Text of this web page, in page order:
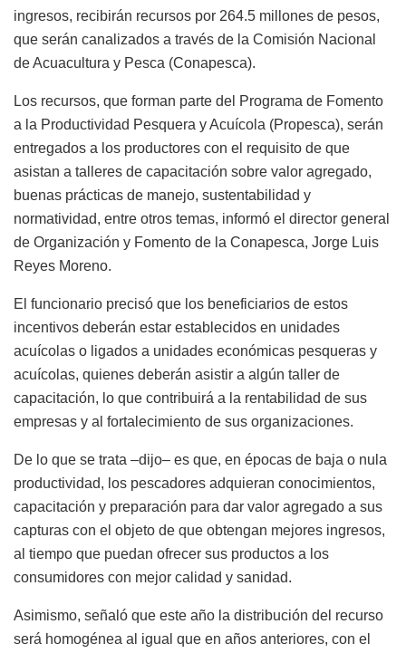
ingresos, recibirán recursos por 264.5 millones de pesos,
que serán canalizados a través de la Comisión Nacional
de Acuacultura y Pesca (Conapesca).
Los recursos, que forman parte del Programa de Fomento
a la Productividad Pesquera y Acuícola (Propesca), serán
entregados a los productores con el requisito de que
asistan a talleres de capacitación sobre valor agregado,
buenas prácticas de manejo, sustentabilidad y
normatividad, entre otros temas, informó el director general
de Organización y Fomento de la Conapesca, Jorge Luis
Reyes Moreno.
El funcionario precisó que los beneficiarios de estos
incentivos deberán estar establecidos en unidades
acuícolas o ligados a unidades económicas pesqueras y
acuícolas, quienes deberán asistir a algún taller de
capacitación, lo que contribuirá a la rentabilidad de sus
empresas y al fortalecimiento de sus organizaciones.
De lo que se trata –dijo– es que, en épocas de baja o nula
productividad, los pescadores adquieran conocimientos,
capacitación y preparación para dar valor agregado a sus
capturas con el objeto de que obtengan mejores ingresos,
al tiempo que puedan ofrecer sus productos a los
consumidores con mejor calidad y sanidad.
Asimismo, señaló que este año la distribución del recurso
será homogénea al igual que en años anteriores, con el